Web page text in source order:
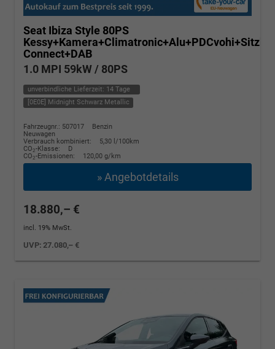
Seat Ibiza Style 80PS
Connect+DAB
1.0 MPI 59kW / 80PS
unverbindliche Lieferzeit: 14 Tage
[0E0E] Midnight Schwarz Metallic
Fahrzeugnr.: 507017
Benzin
Neuwagen
Verbrauch kombiniert:
5,30 l/100km
CO2-Klasse:
D
CO2-Emissionen: 120,00 g/km
» Angebotdetails
18.880,– €
incl. 19% MwSt.
UVP:27.080,– €